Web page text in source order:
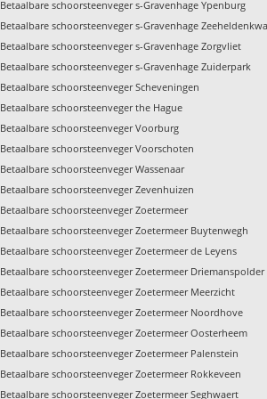
Betaalbare schoorsteenveger s-Gravenhage Ypenburg
Betaalbare schoorsteenveger s-Gravenhage
Betaalbare schoorsteenveger s-Gravenhage Zorgvliet
Betaalbare schoorsteenveger s-Gravenhage Zuiderpark
Betaalbare schoorsteenveger Scheveningen
Betaalbare schoorsteenveger the Hague
Betaalbare schoorsteenveger Voorburg
Betaalbare schoorsteenveger Voorschoten
Betaalbare schoorsteenveger Wassenaar
Betaalbare schoorsteenveger Zevenhuizen
Betaalbare schoorsteenveger Zoetermeer
Betaalbare schoorsteenveger Zoetermeer Buytenwegh
Betaalbare schoorsteenveger Zoetermeer de Leyens
Betaalbare schoorsteenveger Zoetermeer Driemanspolder
Betaalbare schoorsteenveger Zoetermeer Meerzicht
Betaalbare schoorsteenveger Zoetermeer Noordhove
Betaalbare schoorsteenveger Zoetermeer Oosterheem
Betaalbare schoorsteenveger Zoetermeer Palenstein
Betaalbare schoorsteenveger Zoetermeer Rokkeveen
Betaalbare schoorsteenveger Zoetermeer Seghwaert